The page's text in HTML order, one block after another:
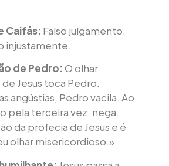
Caifás: Falso julgamento.
injustamente.
de Pedro:O olhar
Jesus toca Pedro.
angústias, Pedro vacila. Ao
pela terceira vez, nega.
da profecia de Jesus e é
olhar misericordioso.»